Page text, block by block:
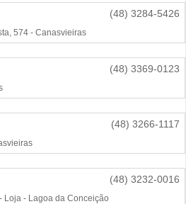
(48) 3284-5426
574 - Canasvieiras
(48) 3369-0123
(48) 3266-1117
(48) 3232-0016
Loja - Lagoa da Conceição